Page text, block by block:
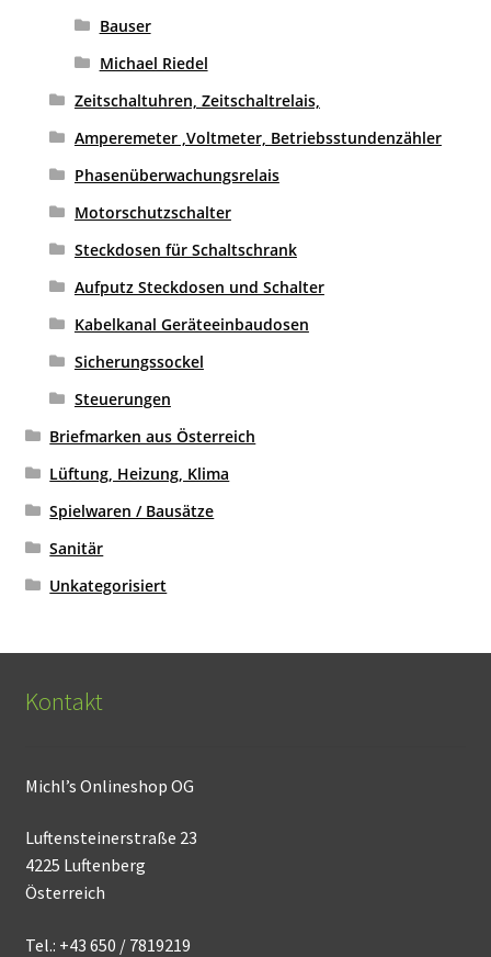
Bauser
Michael Riedel
Zeitschaltuhren, Zeitschaltrelais,
Amperemeter ,Voltmeter, Betriebsstundenzähler
Phasenüberwachungsrelais
Motorschutzschalter
Steckdosen für Schaltschrank
Aufputz Steckdosen und Schalter
Kabelkanal Geräteeinbaudosen
Sicherungssockel
Steuerungen
Briefmarken aus Österreich
Lüftung, Heizung, Klima
Spielwaren / Bausätze
Sanitär
Unkategorisiert
Kontakt
Michl’s Onlineshop OG
Luftensteinerstraße 23
4225 Luftenberg
Österreich
Tel.: +43 650 / 7819219